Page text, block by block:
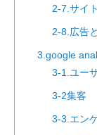
2-7.サイ
2-8.広告
3.google
3-1.ユー
3-2集客
3-3.エン